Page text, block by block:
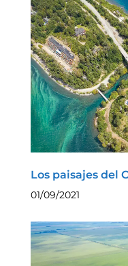
Los paisajes del
01/09/2021